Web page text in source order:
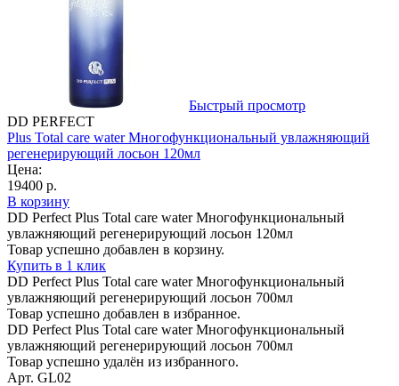
Быстрый просмотр
DD PERFECT
Plus Total care water Многофункциональный увлажняющий
регенерирующий лосьон 120мл
Цена:
19400 р.
В корзину
DD Perfect Plus Total care water Многофункциональный
увлажняющий регенерирующий лосьон 120мл
Товар успешно добавлен в корзину.
Купить в 1 клик
DD Perfect Plus Total care water Многофункциональный
увлажняющий регенерирующий лосьон 700мл
Товар успешно добавлен в избранное.
DD Perfect Plus Total care water Многофункциональный
увлажняющий регенерирующий лосьон 700мл
Товар успешно удалён из избранного.
Арт. GL02